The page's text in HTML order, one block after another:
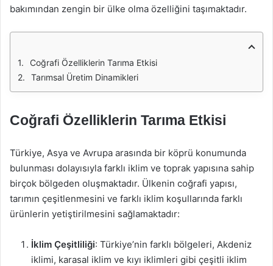
bakımından zengin bir ülke olma özelliğini taşımaktadır.
Coğrafi Özelliklerin Tarıma Etkisi
Tarımsal Üretim Dinamikleri
Coğrafi Özelliklerin Tarıma Etkisi
Türkiye, Asya ve Avrupa arasında bir köprü konumunda
bulunması dolayısıyla farklı iklim ve toprak yapısına sahip
birçok bölgeden oluşmaktadır. Ülkenin coğrafi yapısı,
tarımın çeşitlenmesini ve farklı iklim koşullarında farklı
ürünlerin yetiştirilmesini sağlamaktadır:
İklim Çeşitliliği: Türkiye’nin farklı bölgeleri, Akdeniz
iklimi, karasal iklim ve kıyı iklimleri gibi çeşitli iklim